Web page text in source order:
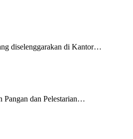
diselenggarakan di Kantor…
Pangan dan Pelestarian…